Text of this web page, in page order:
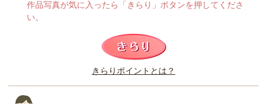
このレビューは参考になりましたか？
作品写真が気に入ったら「きらり」ボタンを押してくださ
い。
きらりポイントとは？